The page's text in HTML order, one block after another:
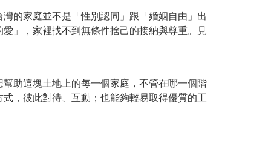
的家庭並不是「性別認同」跟「婚姻自由」出
」，家裡找不到無條件捨己的接納與尊重。見
助這塊土地上的每一個家庭，不管在哪一個階
，彼此對待、互動；也能夠輕易取得優質的工